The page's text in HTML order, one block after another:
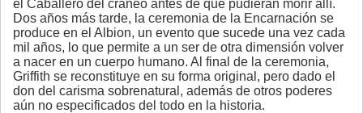
el Caballero del cráneo antes de que pudieran morir allí.
Dos años más tarde, la ceremonia de la Encarnación se
produce en el Albion, un evento que sucede una vez cada
mil años, lo que permite a un ser de otra dimensión volver
a nacer en un cuerpo humano. Al final de la ceremonia,
Griffith se reconstituye en su forma original, pero dado el
don del carisma sobrenatural, además de otros poderes
aún no especificados del todo en la historia.